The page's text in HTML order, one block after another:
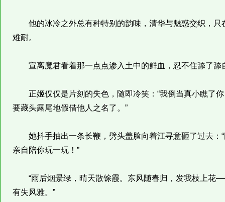
他的冰冷之外总有种特别的韵味，清华与魅惑交织，只
难耐。
宣离魔君看着那一点点渗入土中的鲜血，忍不住舔了舔
正姬仅仅是片刻的失色，随即冷笑：“我倒当真小瞧了你
要藏头露尾地假借他人之名了。”
她抖手抽出一条长鞭，劈头盖脸向着江寻意砸了过去：“
亲自陪你玩一玩！”
“雨后烟景绿，晴天散馀霞。东风随春归，发我枝上花
有失风雅。”